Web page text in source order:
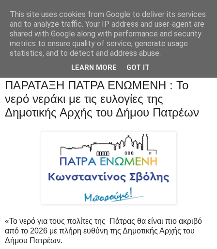
ΠΑΡΑΤΑΞΗ ΠΑΤΡΑ ΕΝΩΜΕΝΗ : Το
νερό νεράκι με τις ευλογίες της
Δημοτικής Αρχής του Δήμου Πατρέων
«Το νερό για τους πολίτες της
Πάτρας θα είναι πιο ακριβό
από το 2026 με πλήρη ευθύνη της Δημοτικής Αρχής του
Δήμου Πατρέων.
This site uses cookies from Google to deliver its services
and to analyze traffic. Your IP address and user-agent are
shared with Google along with performance and security
metrics to ensure quality of service, generate usage
statistics, and to detect and address abuse.
LEARN MORE GOT IT